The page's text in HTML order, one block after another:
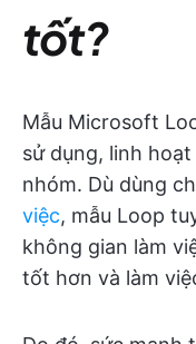
tốt?
Mẫu Microsoft
sử dụng, linh
nhóm. Dù dùng
việc, mẫu Loop
không gian làm
tốt hơn và làm